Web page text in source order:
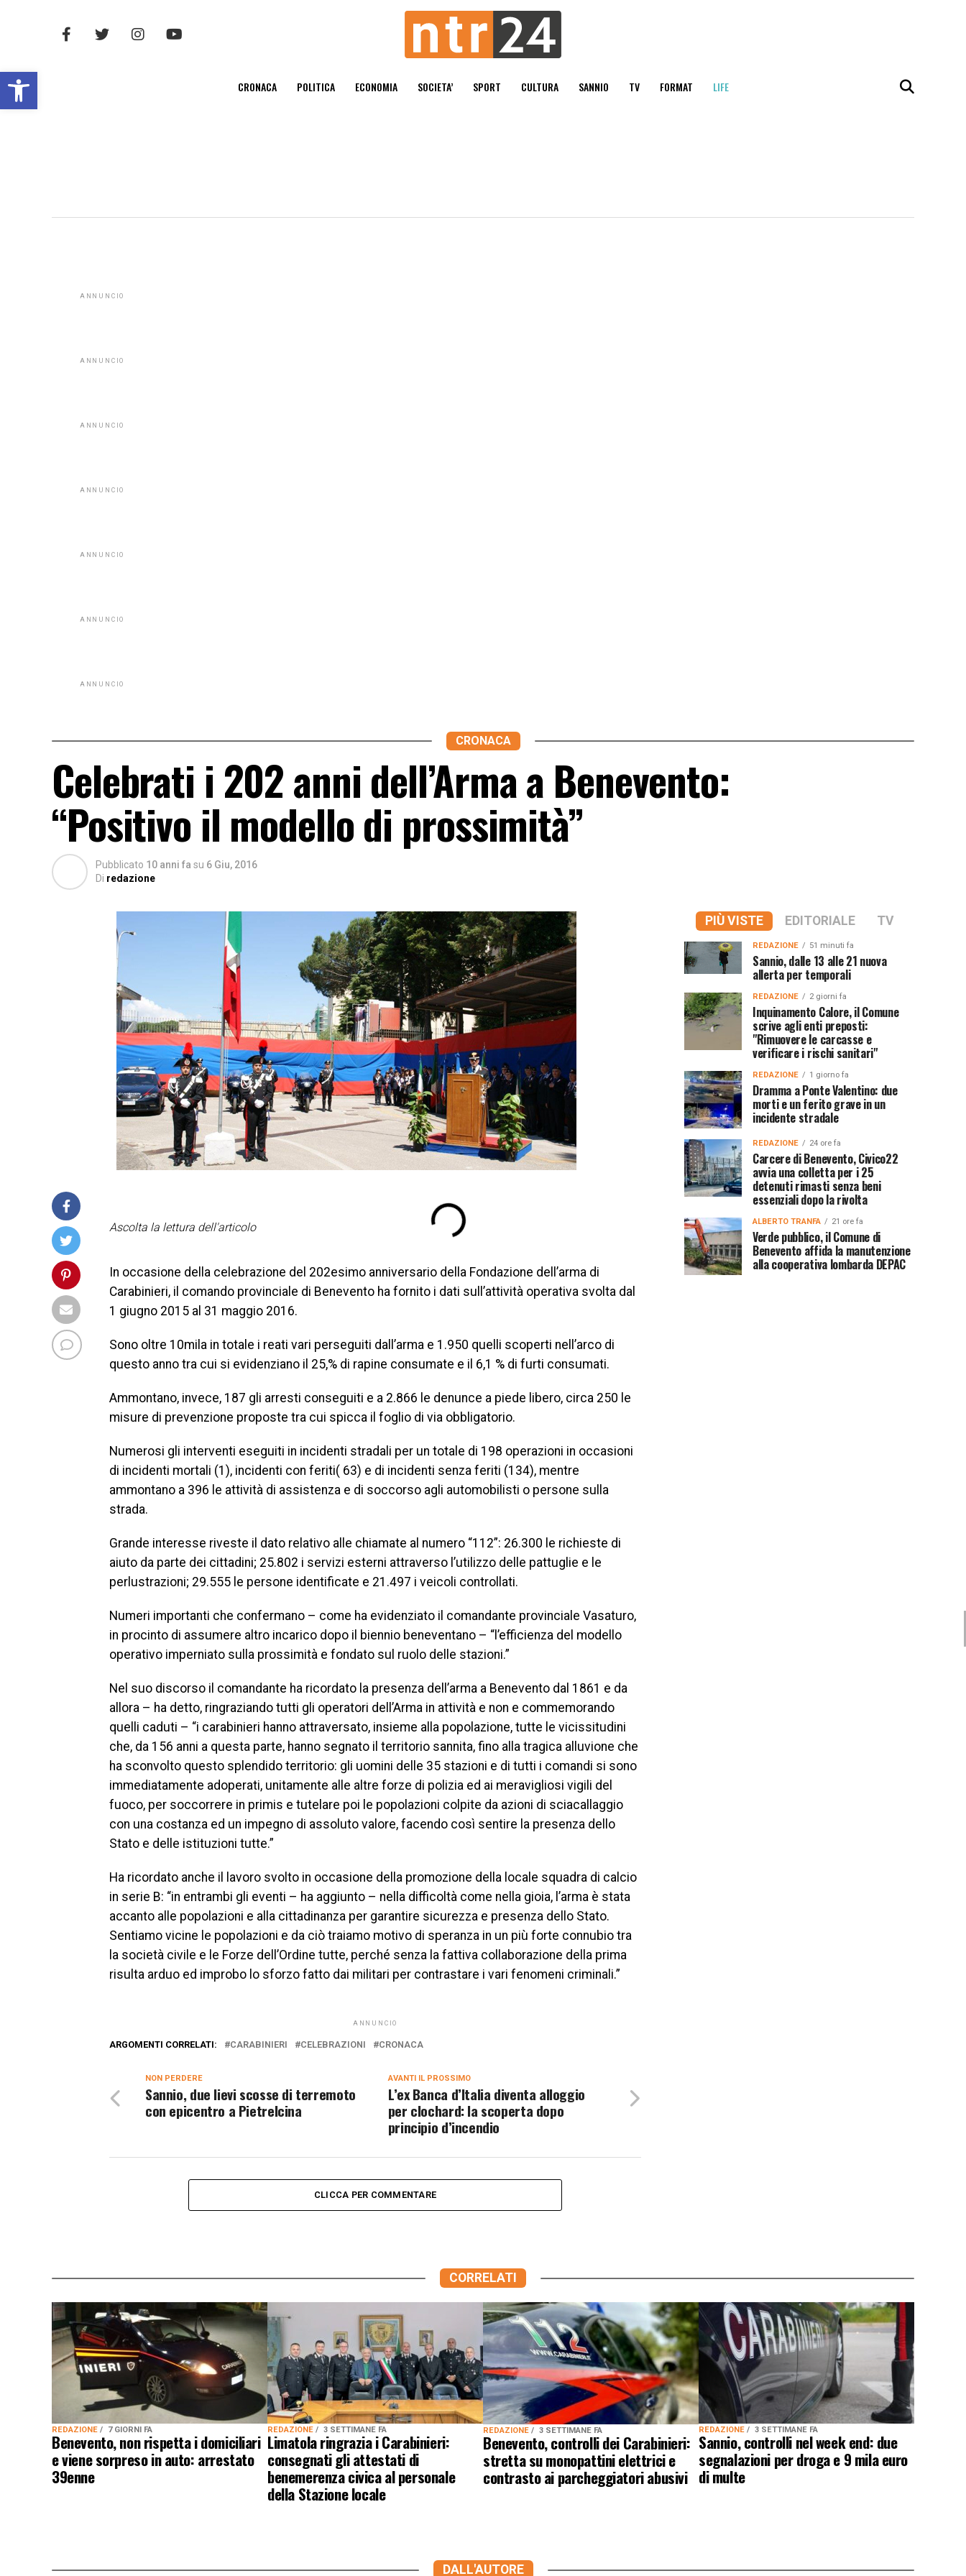
Open toolbar CRONACA POLITICA ECONOMIA SOCIETA’ SPORT CULTURA SANNIO TV FORMAT LIFE
ANNUNCIO
ANNUNCIO
ANNUNCIO
ANNUNCIO
ANNUNCIO
ANNUNCIO
ANNUNCIO
CRONACA
Celebrati i 202 anni dell’Arma a Benevento:
“Positivo il modello di prossimità”
Pubblicato 10 anni fa su 6 Giu, 2016
Di redazione
Ascolta la lettura dell'articolo
In occasione della celebrazione del 202esimo anniversario della Fondazione dell’arma di
Carabinieri, il comando provinciale di Benevento ha fornito i dati sull’attività operativa svolta dal
1 giugno 2015 al 31 maggio 2016.
Sono oltre 10mila in totale i reati vari perseguiti dall’arma e 1.950 quelli scoperti nell’arco di
questo anno tra cui si evidenziano il 25,% di rapine consumate e il 6,1 % di furti consumati.
Ammontano, invece, 187 gli arresti conseguiti e a 2.866 le denunce a piede libero, circa 250 le
misure di prevenzione proposte tra cui spicca il foglio di via obbligatorio.
Numerosi gli interventi eseguiti in incidenti stradali per un totale di 198 operazioni in occasioni
di incidenti mortali (1), incidenti con feriti( 63) e di incidenti senza feriti (134), mentre
ammontano a 396 le attività di assistenza e di soccorso agli automobilisti o persone sulla
strada.
Grande interesse riveste il dato relativo alle chiamate al numero “112”: 26.300 le richieste di
aiuto da parte dei cittadini; 25.802 i servizi esterni attraverso l’utilizzo delle pattuglie e le
perlustrazioni; 29.555 le persone identificate e 21.497 i veicoli controllati.
Numeri importanti che confermano – come ha evidenziato il comandante provinciale Vasaturo,
in procinto di assumere altro incarico dopo il biennio beneventano – “l’efficienza del modello
operativo imperniato sulla prossimità e fondato sul ruolo delle stazioni.”
Nel suo discorso il comandante ha ricordato la presenza dell’arma a Benevento dal 1861 e da
allora – ha detto, ringraziando tutti gli operatori dell’Arma in attività e non e commemorando
quelli caduti – “i carabinieri hanno attraversato, insieme alla popolazione, tutte le vicissitudini
che, da 156 anni a questa parte, hanno segnato il territorio sannita, fino alla tragica alluvione che
ha sconvolto questo splendido territorio: gli uomini delle 35 stazioni e di tutti i comandi si sono
immediatamente adoperati, unitamente alle altre forze di polizia ed ai meravigliosi vigili del
fuoco, per soccorrere in primis e tutelare poi le popolazioni colpite da azioni di sciacallaggio
con una costanza ed un impegno di assoluto valore, facendo così sentire la presenza dello
Stato e delle istituzioni tutte.”
Ha ricordato anche il lavoro svolto in occasione della promozione della locale squadra di calcio
in serie B: “in entrambi gli eventi – ha aggiunto – nella difficoltà come nella gioia, l’arma è stata
accanto alle popolazioni e alla cittadinanza per garantire sicurezza e presenza dello Stato.
Sentiamo vicine le popolazioni e da ciò traiamo motivo di speranza in un più forte connubio tra
la società civile e le Forze dell’Ordine tutte, perché senza la fattiva collaborazione della prima
risulta arduo ed improbo lo sforzo fatto dai militari per contrastare i vari fenomeni criminali.”
ANNUNCIO
ARGOMENTI CORRELATI: CARABINIERI CELEBRAZIONI CRONACA
AVANTI IL ​​PROSSIMO
L’ex Banca d’Italia diventa alloggio
per clochard: la scoperta dopo
principio d’incendio
NON PERDERE
Sannio, due lievi scosse di terremoto
con epicentro a Pietrelcina
CLICCA PER COMMENTARE
PIÙ VISTE EDITORIALE TV
REDAZIONE 51 minuti fa
Sannio, dalle 13 alle 21 nuova
allerta per temporali
REDAZIONE 2 giorni fa
Inquinamento Calore, il Comune
scrive agli enti preposti:
"Rimuovere le carcasse e
verificare i rischi sanitari"
REDAZIONE 1 giorno fa
Dramma a Ponte Valentino: due
morti e un ferito grave in un
incidente stradale
REDAZIONE 24 ore fa
Carcere di Benevento, Civico22
avvia una colletta per i 25
detenuti rimasti senza beni
essenziali dopo la rivolta
ALBERTO TRANFA 21 ore fa
Verde pubblico, il Comune di
Benevento affida la manutenzione
alla cooperativa lombarda DEPAC
CORRELATI
REDAZIONE 7 GIORNI FA
Benevento, non rispetta i domiciliari
e viene sorpreso in auto: arrestato
39enne
REDAZIONE 3 SETTIMANE FA
Limatola ringrazia i Carabinieri:
consegnati gli attestati di
benemerenza civica al personale
della Stazione locale
REDAZIONE 3 SETTIMANE FA
Benevento, controlli dei Carabinieri:
stretta su monopattini elettrici e
contrasto ai parcheggiatori abusivi
REDAZIONE 3 SETTIMANE FA
Sannio, controlli nel week end: due
segnalazioni per droga e 9 mila euro
di multe
DALL'AUTORE